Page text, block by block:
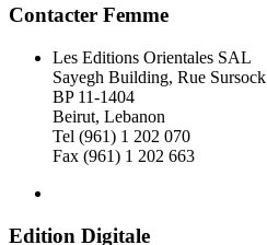
Contacter Femme
Les Editions Orientales SAL
Sayegh Building, Rue Sursock
BP 11-1404
Beirut, Lebanon
Tel (961) 1 202 070
Fax (961) 1 202 663
Edition Digitale